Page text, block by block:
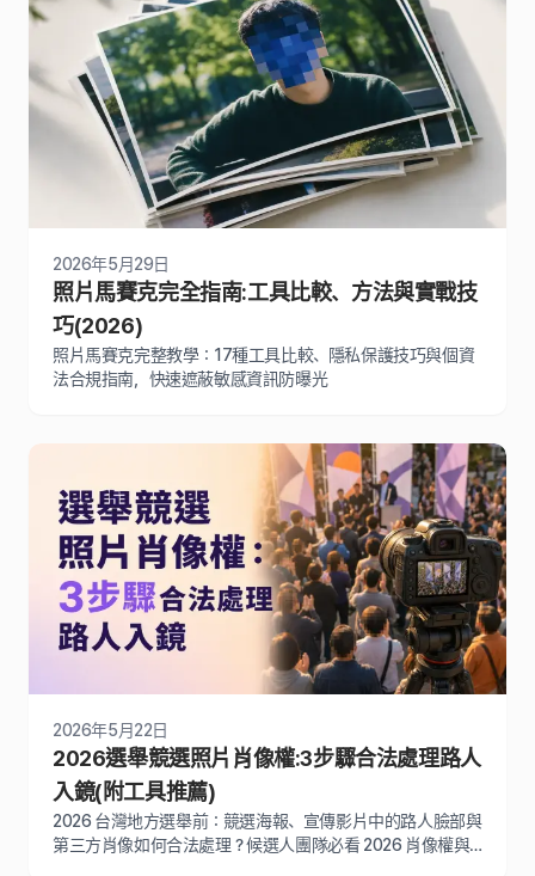
2026年5月29日
照片馬賽克完全指南:工具比較、方法與實戰技
巧(2026)
照片馬賽克完整教學：17種工具比較、隱私保護技巧與個資
法合規指南，快速遮蔽敏感資訊防曝光
2026年5月22日
2026選舉競選照片肖像權:3步驟合法處理路人
入鏡(附工具推薦)
2026 台灣地方選舉前：競選海報、宣傳影片中的路人臉部與
第三方肖像如何合法處理？候選人團隊必看 2026 肖像權與